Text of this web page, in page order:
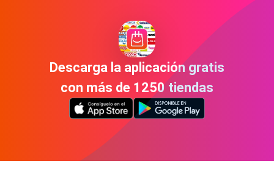
Descarga la aplicación gratis
con más de 1250 tiendas